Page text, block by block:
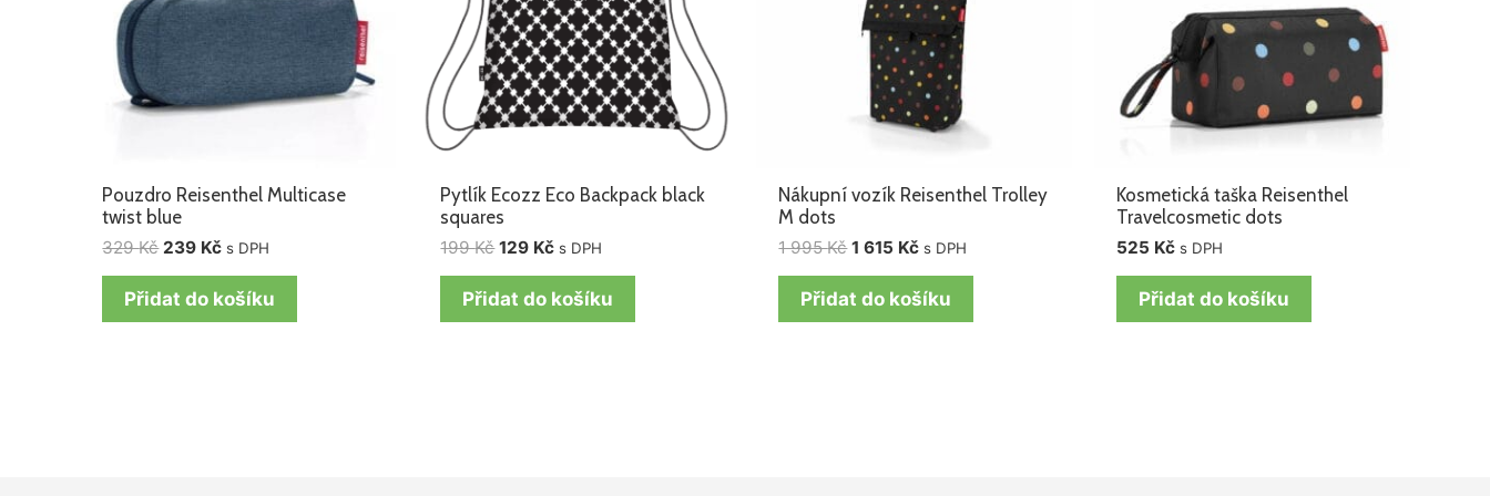
Pouzdro Reisenthel Multicase
twist blue
329Kč 239 Kč s DPH
Přidat do košíku
Pytlík Ecozz Eco Backpack black
squares
199Kč 129 Kč s DPH
Přidat do košíku
Nákupní vozík Reisenthel Trolley
M dots
1 995Kč 1 615 Kč s DPH
Přidat do košíku
Kosmetická taška Reisenthel
Travelcosmetic dots
525 Kč s DPH
Přidat do košíku